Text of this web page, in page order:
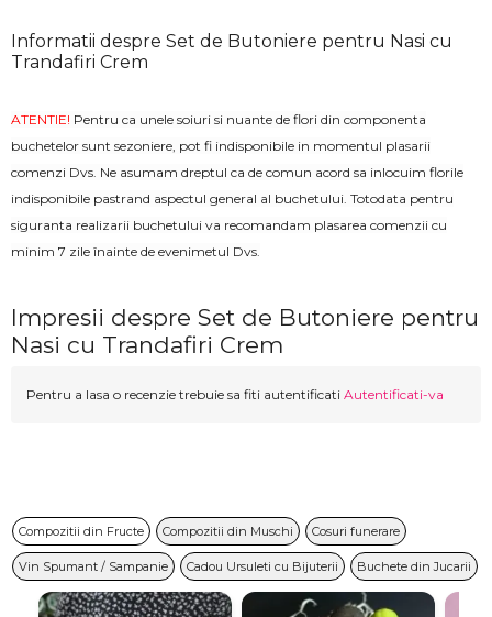
Informatii despre Set de Butoniere pentru Nasi cu
Trandafiri Crem
ATENTIE! Pentru ca unele soiuri si nuante de flori din componenta
buchetelor sunt sezoniere, pot fi indisponibile in momentul plasarii
comenzi Dvs. Ne asumam dreptul ca de comun acord sa inlocuim florile
indisponibile pastrand aspectul general al buchetului. Totodata pentru
siguranta realizarii buchetului va recomandam plasarea comenzii cu
minim 7 zile înainte de evenimetul Dvs.
Impresii despre Set de Butoniere pentru
Nasi cu Trandafiri Crem
Pentru a lasa o recenzie trebuie sa fiti autentificati Autentificati-va
Compozitii din Fructe Compozitii din Muschi Cosuri funerare
Vin Spumant / Sampanie Cadou Ursuleti cu Bijuterii Buchete din Jucarii